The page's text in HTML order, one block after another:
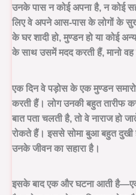
उनके पास न कोई अपना है, न कोई
लिए वे अपने आस-पास के लोगों के
के घर शादी हो, मुण्डन हो या कोई
के साथ उसमें मदद करती हैं, मानो वह
एक दिन वे पड़ोस के एक मुण्डन
करती हैं। लोग उनकी बहुत तारीफ
बात पता चलती है, तो वे नाराज हो
रोकते हैं। इससे सोमा बुआ बहुत दुखी
उनके जीवन का सहारा है।
इसके बाद एक और घटना आती है—एक